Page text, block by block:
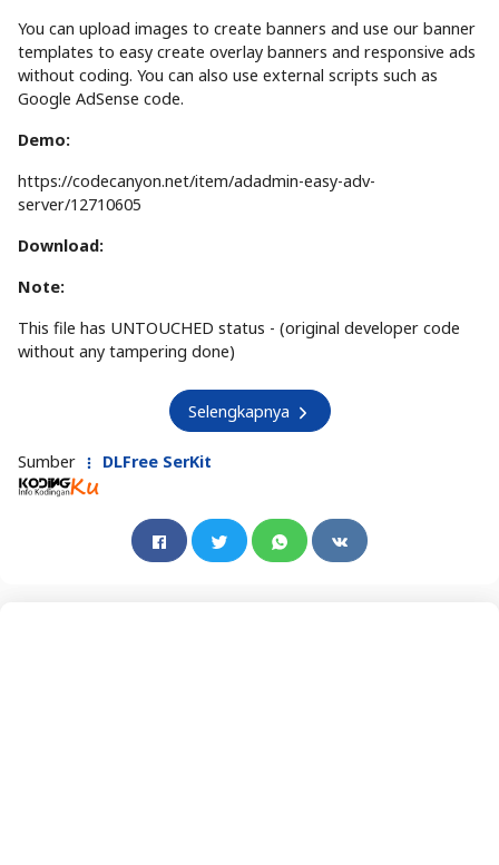
You can upload images to create banners and use our banner
templates to easy create overlay banners and responsive ads
without coding. You can also use external scripts such as
Google AdSense code.
Demo:
https://codecanyon.net/item/adadmin-easy-adv-
server/12710605
Download:
Note:
This file has UNTOUCHED status - (original developer code
without any tampering done)
Selengkapnya
Sumber DLFree SerKit